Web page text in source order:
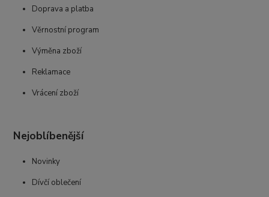
Doprava a platba
Věrnostní program
Výměna zboží
Reklamace
Vrácení zboží
Nejoblíbenější
Novinky
Dívčí oblečení